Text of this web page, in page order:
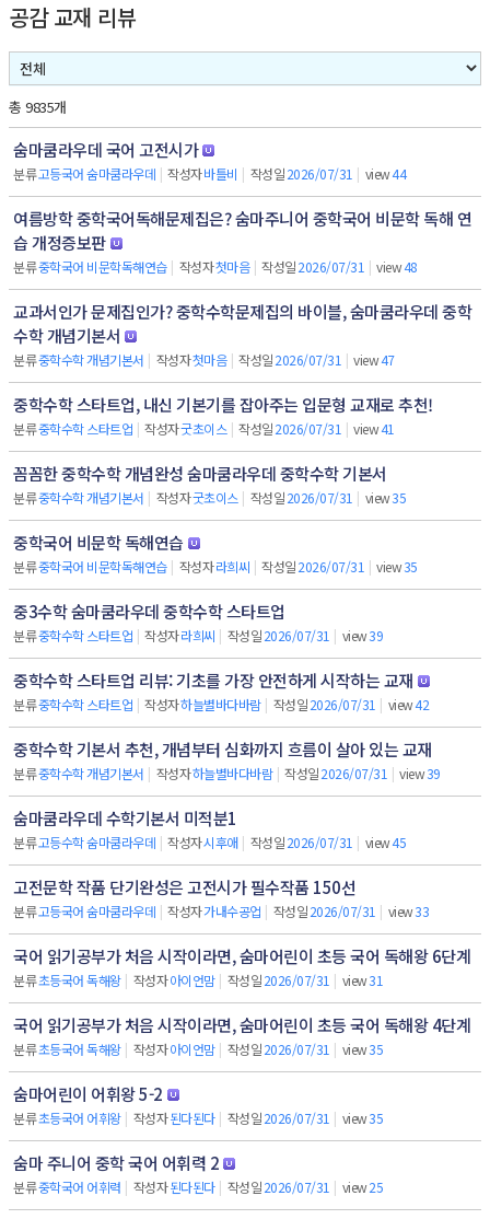
공감 교재 리뷰
총 9835개
숨마쿰라우데 국어 고전시가
분류고등국어 숨마쿰라우데 | 작성자바틀비 | 작성일2026/07/31 | view44
여름방학 중학국어독해문제집은? 숨마주니어 중학국어 비문학 독해 연
습 개정증보판
분류중학국어 비문학독해연습 | 작성자첫마음 | 작성일2026/07/31 | view48
교과서인가 문제집인가? 중학수학문제집의 바이블, 숨마쿰라우데 중학
수학 개념기본서
분류중학수학 개념기본서 | 작성자첫마음 | 작성일2026/07/31 | view47
중학수학 스타트업, 내신 기본기를 잡아주는 입문형 교재로 추천!
분류중학수학 스타트업 | 작성자굿초이스 | 작성일2026/07/31 | view41
꼼꼼한 중학수학 개념완성 숨마쿰라우데 중학수학 기본서
분류중학수학 개념기본서 | 작성자굿초이스 | 작성일2026/07/31 | view35
중학국어 비문학 독해연습
분류중학국어 비문학독해연습 | 작성자라희씨 | 작성일2026/07/31 | view35
중3수학 숨마쿰라우데 중학수학 스타트업
분류중학수학 스타트업 | 작성자라희씨 | 작성일2026/07/31 | view39
중학수학 스타트업 리뷰: 기초를 가장 안전하게 시작하는 교재
분류중학수학 스타트업 | 작성자하늘별바다바람 | 작성일2026/07/31 | view42
중학수학 기본서 추천, 개념부터 심화까지 흐름이 살아 있는 교재
분류중학수학 개념기본서 | 작성자하늘별바다바람 | 작성일2026/07/31 | view39
숨마쿰라우데 수학기본서 미적분1
분류고등수학 숨마쿰라우데 | 작성자시후애 | 작성일2026/07/31 | view45
고전문학 작품 단기완성은 고전시가 필수작품 150선
분류고등국어 숨마쿰라우데 | 작성자가내수공업 | 작성일2026/07/31 | view33
국어 읽기공부가 처음 시작이라면, 숨마어린이 초등 국어 독해왕 6단계
분류초등국어 독해왕 | 작성자아이언맘 | 작성일2026/07/31 | view31
국어 읽기공부가 처음 시작이라면, 숨마어린이 초등 국어 독해왕 4단계
분류초등국어 독해왕 | 작성자아이언맘 | 작성일2026/07/31 | view35
숨마어린이 어휘왕 5-2
분류초등국어 어휘왕 | 작성자된다된다 | 작성일2026/07/31 | view35
숨마 주니어 중학 국어 어휘력 2
분류중학국어 어휘력 | 작성자된다된다 | 작성일2026/07/31 | view25